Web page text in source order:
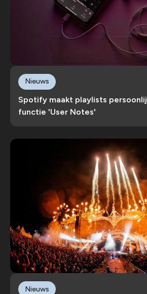
Spotify maakt playlists
functie 'User Notes'
Nieuws
Nieuws